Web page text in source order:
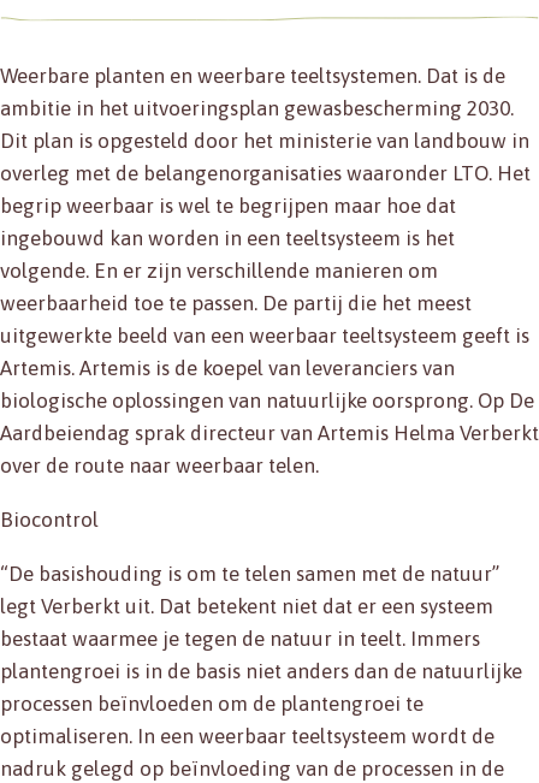
Weerbare planten en weerbare teeltsystemen. Dat is de
ambitie in het uitvoeringsplan gewasbescherming 2030.
Dit plan is opgesteld door het ministerie van landbouw in
overleg met de belangenorganisaties waaronder LTO. Het
begrip weerbaar is wel te begrijpen maar hoe dat
ingebouwd kan worden in een teeltsysteem is het
volgende. En er zijn verschillende manieren om
weerbaarheid toe te passen. De partij die het meest
uitgewerkte beeld van een weerbaar teeltsysteem geeft is
Artemis. Artemis is de koepel van leveranciers van
biologische oplossingen van natuurlijke oorsprong. Op De
Aardbeiendag sprak directeur van Artemis Helma Verberkt
over de route naar weerbaar telen.
Biocontrol
“De basishouding is om te telen samen met de natuur”
legt Verberkt uit. Dat betekent niet dat er een systeem
bestaat waarmee je tegen de natuur in teelt. Immers
plantengroei is in de basis niet anders dan de natuurlijke
processen beïnvloeden om de plantengroei te
optimaliseren. In een weerbaar teeltsysteem wordt de
nadruk gelegd op beïnvloeding van de processen in de